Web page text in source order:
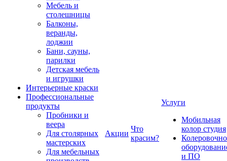
Мебель и
столешницы
Балконы,
веранды,
лоджии
Бани, сауны,
парилки
Детская мебель
и игрушки
Интерьерные краски
Профессиональные
продукты
Пробники и
веера
Для столярных
мастерских
Для мебельных
Акции
Что
красим?
Услуги
Мобильная
колор студия
и ПО